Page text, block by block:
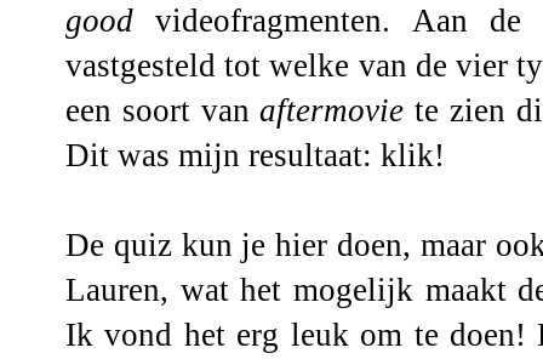
good videofragmenten. Aan
vastgesteld tot welke van de vier
een soort vanaftermovie te zien
Dit was mijn resultaat: klik!
De quiz kun je hier doen, maar
Lauren, wat het mogelijk maakt
Ik vond het erg leuk om te doen!